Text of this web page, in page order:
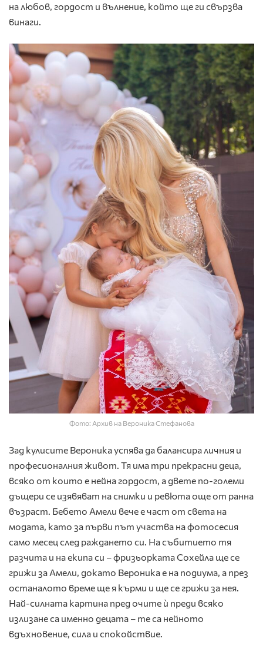
на любов, гордост и вълнение, който ще ги свързва
винаги.
Фото: Архив на Вероника Стефанова
Зад кулисите Вероника успява да балансира личния и
професионалния живот. Тя има три прекрасни деца,
всяко от които е нейна гордост, а двете по-големи
дъщери се изявяват на снимки и ревюта още от ранна
възраст. Бебето Амели вече е част от света на
модата, като за първи път участва на фотосесия
само месец след раждането си. На събитието тя
разчита и на екипа си – фризьорката Сохейла ще се
грижи за Амели, докато Вероника е на подиума, а през
останалото време ще я кърми и ще се грижи за нея.
Най-силната картина пред очите ѝ преди всяко
излизане са именно децата – те са нейното
вдъхновение, сила и спокойствие.